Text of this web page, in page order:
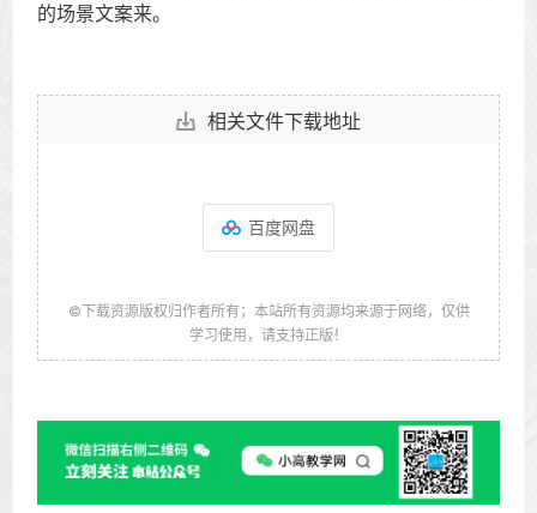
的场景文案来。
相关文件下载地址
百度网盘
©下载资源版权归作者所有；本站所有资源均来源于网络，仅供
学习使用，请支持正版！